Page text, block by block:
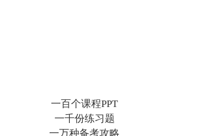
一百个课程PPT
一千份练习题
一万种备考攻略